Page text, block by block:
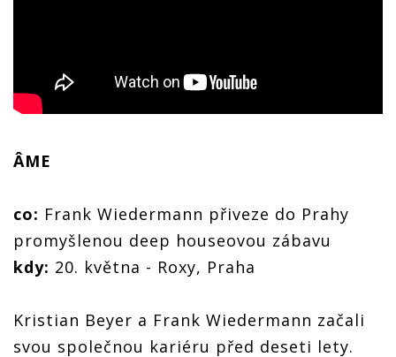
ÂME
co: Frank Wiedermann přiveze do Prahy
promyšlenou deep houseovou zábavu
kdy: 20. května - Roxy, Praha
Kristian Beyer a Frank Wiedermann začali
svou společnou kariéru před deseti lety.